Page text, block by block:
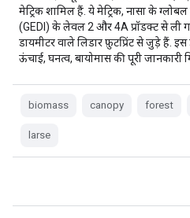
मेट्रिक शामिल हैं. ये मेट्रिक, नासा के
(GEDI) के लेवल 2 और 4A प्रॉडक्ट से ली
डायमीटर वाले लिडार फ़ुटप्रिंट से जुड़े हैं.
ऊंचाई, घनत्व, बायोमास की पूरी जानकारी
biomass canopy forest
larse